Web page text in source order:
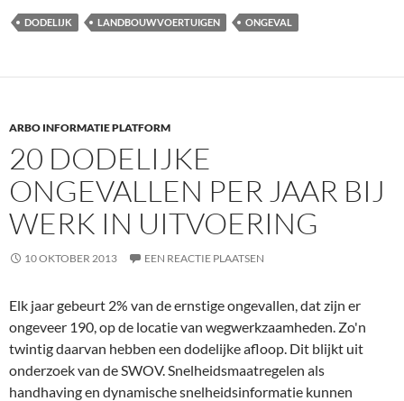
DODELIJK LANDBOUWVOERTUIGEN ONGEVAL
ARBO INFORMATIE PLATFORM
20 DODELIJKE
ONGEVALLEN PER JAAR BIJ
WERK IN UITVOERING
10 OKTOBER 2013 EEN REACTIE PLAATSEN
Elk jaar gebeurt 2% van de ernstige ongevallen, dat zijn er
ongeveer 190, op de locatie van wegwerkzaamheden. Zo'n
twintig daarvan hebben een dodelijke afloop. Dit blijkt uit
onderzoek van de SWOV. Snelheidsmaatregelen als
handhaving en dynamische snelheidsinformatie kunnen